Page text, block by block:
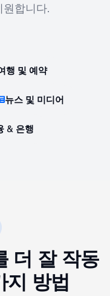
합니다.
행 및 예약
뉴스 및 미디어
& 은행
더 잘 작동
지 방법